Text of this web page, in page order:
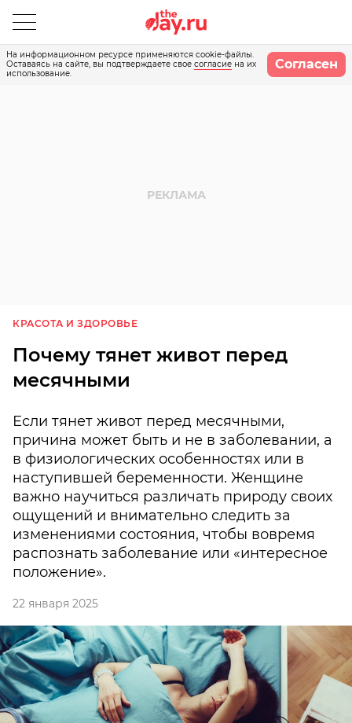
На информационном ресурсе применяются cookie-файлы.
Оставаясь на сайте, вы подтверждаете свое согласие на их
использование.
Согласен
КРАСОТА И ЗДОРОВЬЕ
Почему тянет живот перед
месячными
Если тянет живот перед месячными,
причина может быть и не в заболевании, а
в физиологических особенностях или в
наступившей беременности. Женщине
важно научиться различать природу своих
ощущений и внимательно следить за
изменениями состояния, чтобы вовремя
распознать заболевание или «интересное
положение».
22 января 2025